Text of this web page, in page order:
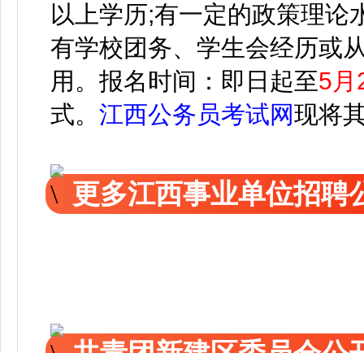
以上学历;有一定的政策理论
有学校团务、学生会经历或
用。 报名时间：即日起至5月
式。 江西公务员考试网现将
更多江西事业单位招聘